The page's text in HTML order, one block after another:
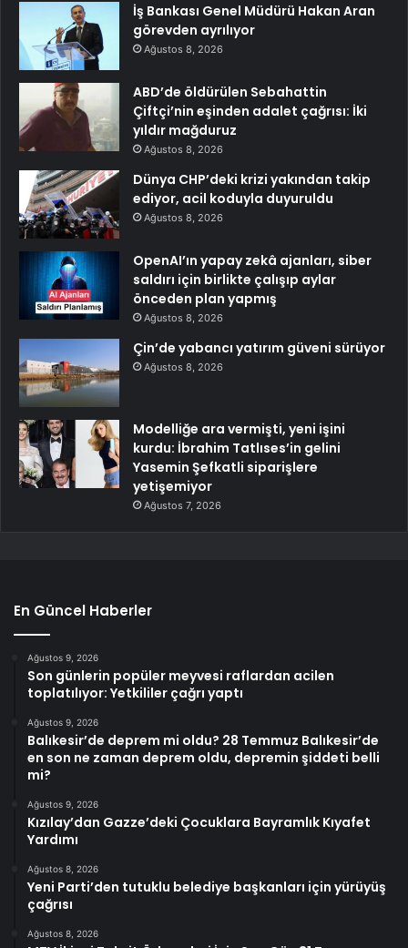
İş Bankası Genel Müdürü Hakan Aran
görevden ayrılıyor
Ağustos 8, 2026
ABD’de öldürülen Sebahattin
Çiftçi’nin eşinden adalet çağrısı: İki
yıldır mağduruz
Ağustos 8, 2026
Dünya CHP’deki krizi yakından takip
ediyor, acil koduyla duyuruldu
Ağustos 8, 2026
OpenAI’ın yapay zekâ ajanları, siber
saldırı için birlikte çalışıp aylar
önceden plan yapmış
Ağustos 8, 2026
Çin’de yabancı yatırım güveni sürüyor
Ağustos 8, 2026
Modelliğe ara vermişti, yeni işini
kurdu: İbrahim Tatlıses’in gelini
Yasemin Şefkatli siparişlere
yetişemiyor
Ağustos 7, 2026
En Güncel Haberler
Ağustos 9, 2026
Son günlerin popüler meyvesi raflardan acilen
toplatılıyor: Yetkililer çağrı yaptı
Ağustos 9, 2026
Balıkesir’de deprem mi oldu? 28 Temmuz Balıkesir’de
en son ne zaman deprem oldu, depremin şiddeti belli
mi?
Ağustos 9, 2026
Kızılay’dan Gazze’deki Çocuklara Bayramlık Kıyafet
Yardımı
Ağustos 8, 2026
Yeni Parti’den tutuklu belediye başkanları için yürüyüş
çağrısı
Ağustos 8, 2026